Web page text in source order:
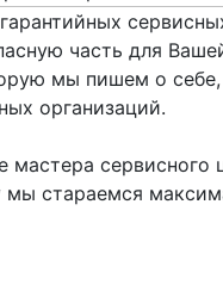
часть для
мы пишем о
организаций.
сервисного
стараемся